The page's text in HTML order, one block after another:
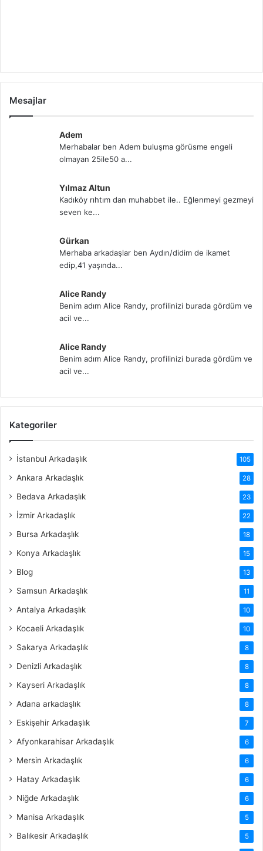
Mesajlar
Adem
Merhabalar ben Adem buluşma görüsme engeli
olmayan 25ile50 a...
Yılmaz Altun
Kadıköy rıhtım dan muhabbet ile.. Eğlenmeyi gezmeyi
seven ke...
Gürkan
Merhaba arkadaşlar ben Aydın/didim de ikamet
edip,41 yaşında...
Alice Randy
Benim adım Alice Randy, profilinizi burada gördüm ve
acil ve...
Alice Randy
Benim adım Alice Randy, profilinizi burada gördüm ve
acil ve...
Kategoriler
İstanbul Arkadaşlık 105
Ankara Arkadaşlık 28
Bedava Arkadaşlık 23
İzmir Arkadaşlık 22
Bursa Arkadaşlık 18
Konya Arkadaşlık 15
Blog 13
Samsun Arkadaşlık 11
Antalya Arkadaşlık 10
Kocaeli Arkadaşlık 10
Sakarya Arkadaşlık 8
Denizli Arkadaşlık 8
Kayseri Arkadaşlık 8
Adana arkadaşlık 8
Eskişehir Arkadaşlık 7
Afyonkarahisar Arkadaşlık 6
Mersin Arkadaşlık 6
Hatay Arkadaşlık 6
Niğde Arkadaşlık 6
Manisa Arkadaşlık 5
Balıkesir Arkadaşlık 5